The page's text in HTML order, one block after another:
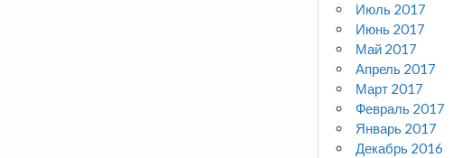
Июль 2017
Июнь 2017
Май 2017
Апрель 2017
Март 2017
Февраль 2017
Январь 2017
Декабрь 2016